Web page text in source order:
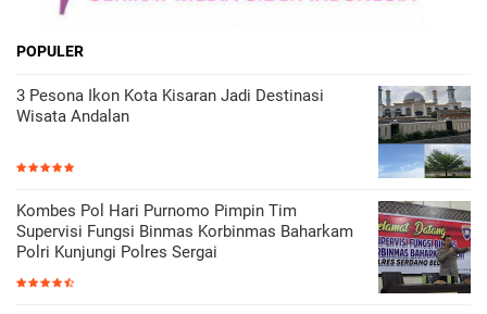
POPULER
3 Pesona Ikon Kota Kisaran Jadi Destinasi
Wisata Andalan
Kombes Pol Hari Purnomo Pimpin Tim
Supervisi Fungsi Binmas Korbinmas Baharkam
Polri Kunjungi Polres Sergai